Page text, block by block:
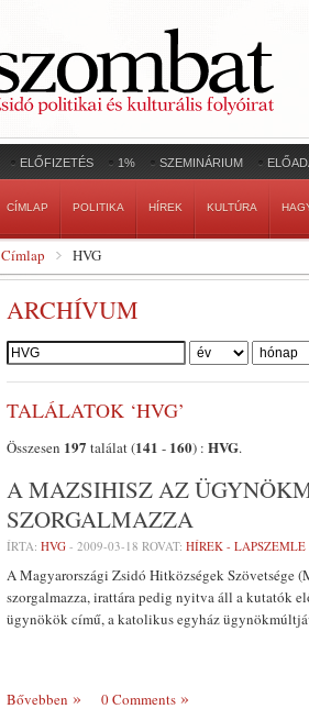
ELŐFIZETÉS 1% SZEMINÁRIUM
CÍMLAP POLITIKA HÍREK KULTÚRA
Címlap HVG
ARCHÍVUM
Szerző:
TALÁLATOK ‘HVG’
Összesen 197 találat (141 - 160) : HVG.
A MAZSIHISZ AZ
SZORGALMAZZA
ÍRTA: HVG - 2009-03-18 ROVAT: HÍREK - LAPSZEMLE
A Magyarországi Zsidó Hitközségek Szövetsége
szorgalmazza, irattára pedig nyitva áll a kutatók
ügynökök című, a katolikus egyház
Bővebben 0 Comments